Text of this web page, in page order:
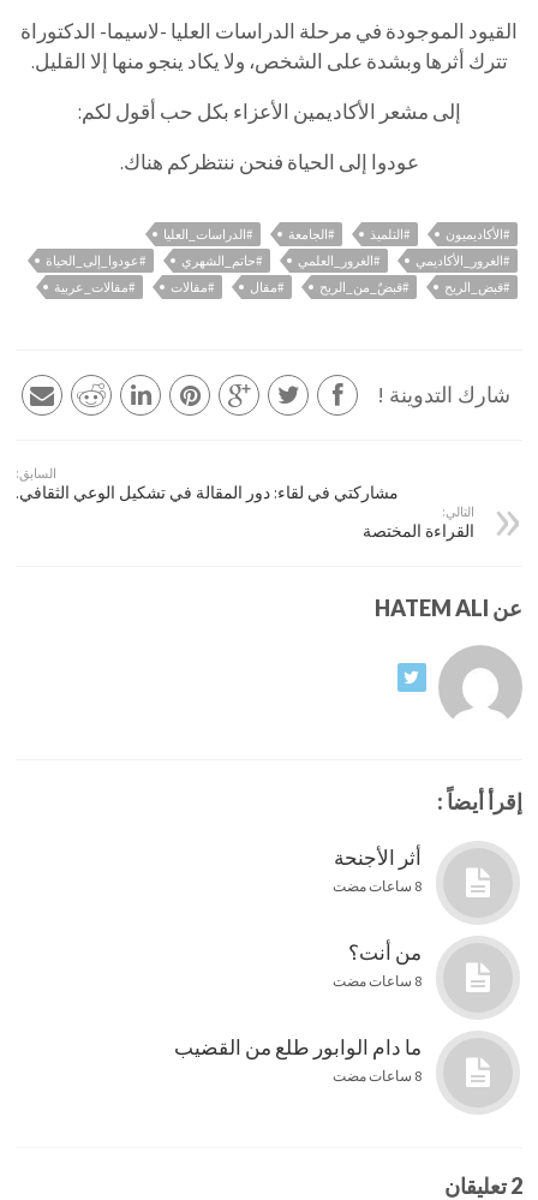
القيود الموجودة في مرحلة الدراسات العليا -لاسيما- الدكتوراة
تترك أثرها وبشدة على الشخص، ولا يكاد ينجو منها إلا القليل.
إلى مشعر الأكاديمين الأعزاء بكل حب أقول لكم:
عودوا إلى الحياة فنحن ننتظركم هناك.
#الأكاديميون #التلميذ #الجامعة
#الدراسات_العليا
#الغرور_الأكاديمي
#الغرور_العلمي #حاتم_الشهري
#عودوا_إلى_الحياة
#قبض_الريح
#قبضٌ_من_الريح #مقال #مقالات #مقالات_عربية
شارك التدوينة !
السابق:
مشاركتي في لقاء: دور المقالة في تشكيل الوعي الثقافي.
التالي:
القراءة المختصة
عن HATEM ALI
إقرأ أيضاً :
أثر الأجنحة
8 ساعات مضت
من أنت؟
8 ساعات مضت
ما دام الوابور طلع من القضيب
8 ساعات مضت
2 تعليقان